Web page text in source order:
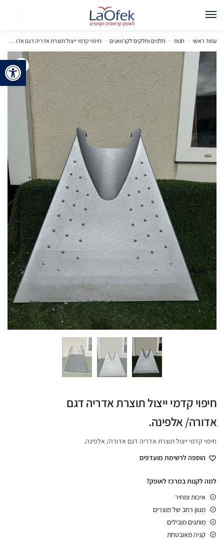
עמוד ראשי » חנות » חלפים וחלקים לקרוואנים » חיפוי קדמי ייצול תוצרת אדריה דגם אדורה/ אלפינה.
🔍
חיפוי קדמי ייצול תוצרת אדריה דגם
אדורה/ אלפינה.
חיפוי קדמי ייצול תוצרת אדריה דגם אדורה/ אלפינה.
הוספה לרשימת מועדפים
למה לקנות במרכז לאופק?
איכות ומחיר
מגוון רחב של מוצרים
מותגים מובילים
קניה מאובטחת